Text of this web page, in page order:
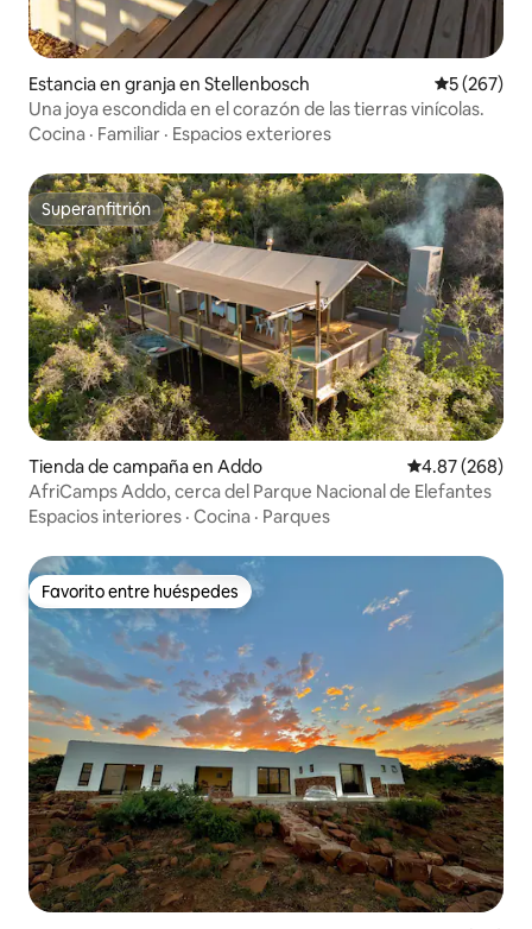
Estancia en granja en Stellenbosch
5 (267)
Una joya escondida en el corazón de las tierras vinícolas.
Cocina · Familiar · Espacios exteriores
Superanfitrión
Superanfitrión
Tienda de campaña en Addo Calificación
4.87 (268)
AfriCamps Addo, cerca del Parque Nacional de Elefantes
Espacios interiores · Cocina · Parques
Favorito entre huéspedes
Favorito entre huéspedes